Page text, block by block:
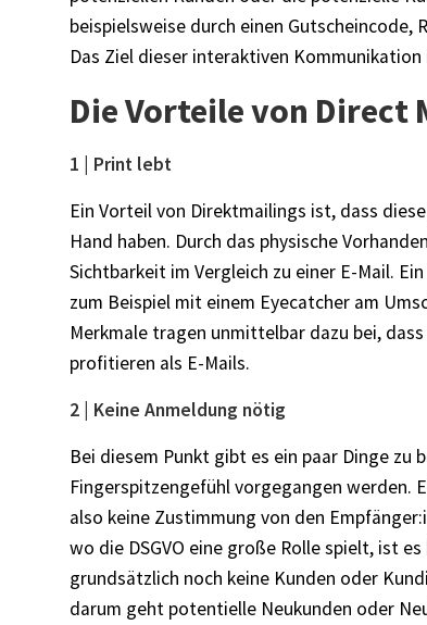
beispielsweise durch einen
Das Ziel dieser interaktiven
Die Vorteile von
1 | Print lebt
Ein Vorteil von Direktmailings ist, dass
Hand haben. Durch das physische
Sichtbarkeit im Vergleich zu einer E-Mail.
zum Beispiel mit einem Eyecatcher am
Merkmale tragen unmittelbar dazu bei,
profitieren als E-Mails.
2 | Keine Anmeldung nötig
Bei diesem Punkt gibt es ein paar Dinge
Fingerspitzengefühl vorgegangen werden.
also keine Zustimmung von den
wo die DSGVO eine große Rolle spielt, ist
grundsätzlich noch keine Kunden oder
darum geht potentielle Neukunden oder